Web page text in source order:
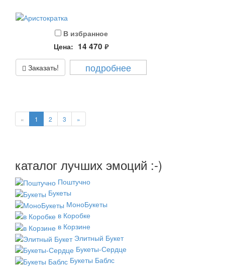
В избранное
Цена: 14 470 руб.
Заказать! подробнее
« 1 2 3 »
каталог лучших эмоций :-)
Поштучно
Букеты
МоноБукеты
в Коробке
в Корзине
Элитный Букет
Букеты-Сердце
Букеты Баблс